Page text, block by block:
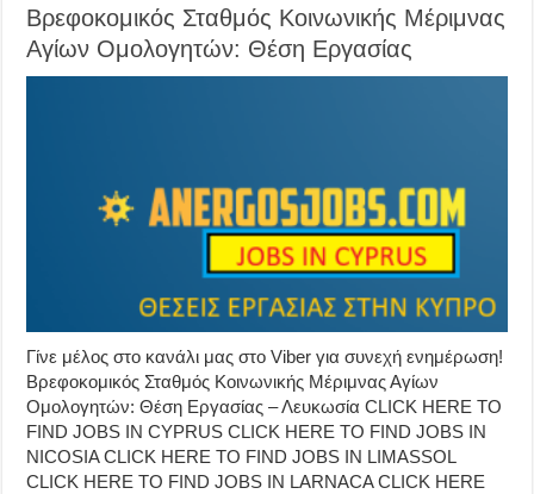
Βρεφοκομικός Σταθμός Κοινωνικής Μέριμνας
Αγίων Ομολογητών: Θέση Εργασίας
Γίνε μέλος στο κανάλι μας στο Viber για συνεχή ενημέρωση!
Βρεφοκομικός Σταθμός Κοινωνικής Μέριμνας Αγίων
Ομολογητών: Θέση Εργασίας – Λευκωσία CLICK HERE TO
FIND JOBS IN CYPRUS CLICK HERE TO FIND JOBS IN
NICOSIA CLICK HERE TO FIND JOBS IN LIMASSOL
CLICK HERE TO FIND JOBS IN LARNACA CLICK HERE